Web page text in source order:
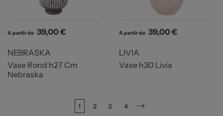
A partir de Prix
39,00 €
NEBRASKA
Vase Rond h27 Cm
Nebraska
A partir de Prix
39,00 €
LIVIA
Vase h30 Livia
1 2 3 4 Suivant